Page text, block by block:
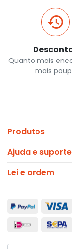
Quanto mais
mais
Produtos
Ajuda e suporte
Lei e ordem